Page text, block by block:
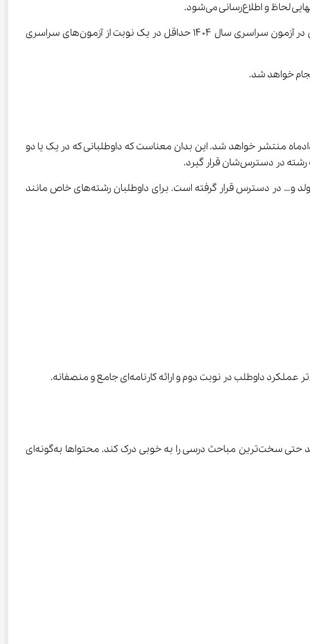
می‌شود.
افرادی که متقاضی گزینش با نمرات اختصاصی آزمون سراسری سال ۱۴۰۳ بودند می‌بایست جهت انتخاب رشته و گزینش در آزمون سراسری سال ۱۴۰۴ حداقل در یک نوبت از آزمون‌های سراسری
نتایج نوبت دوم آزمون سراسری در مردادماه منتشر خواهد شد. این بدان معناست که داوطلبانی که در یک یا دو
در حال حاضر، کارنامه علمی اولیه برای نوبت اول شامل نمرات خام، نمره کل، اطلاعات سهمیه، استان محل تحصیل و تولد و… در دسترس قرار گرفته است. برای داوطلبان رشته‌های خاص مانند
، آموزش به زبان ساده اتفاق می‌افتد. دانش‌آموز با تماشای ویدیوهای مفهومی و دقیق، می‌تواند حتی سخت‌ترین مباحث درسی را به خوبی درک کند. محتواها به‌گونه‌ای